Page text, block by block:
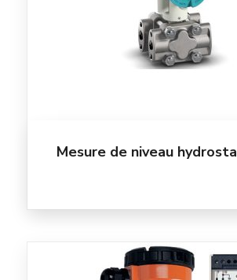
Mesure de niveau